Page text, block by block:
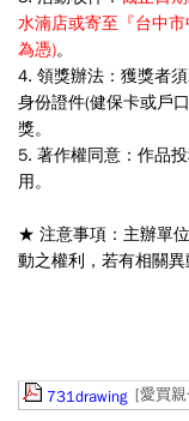
水湳店或寄至『台中
為憑)。
4. 領獎辦法：獲獎者
身份證件(健保卡或戶
獎。
5. 著作權同意：作品
用。
★ 注意事項：主辦單
動之權利，若有相關異
731drawing [愛買